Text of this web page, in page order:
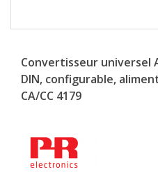
Convertisseur universel
DIN, configurable,
CA/CC 4179